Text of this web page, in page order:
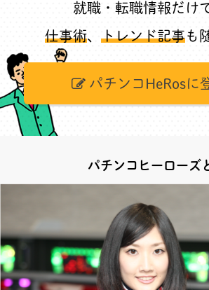
就職・転職情報だけ
仕事術、 トレンド記事も
パチンコHeRosに
パチンコヒーローズ